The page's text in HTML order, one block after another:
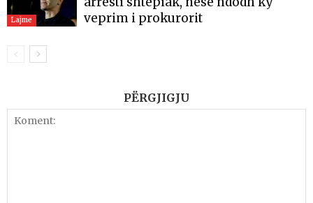
Lajme
veprim i prokurorit
PËRGJIGJU